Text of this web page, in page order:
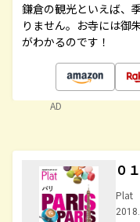
鎌倉の観光といえば、
りません。お寺には御
がわかるのです！
AD
０
Plat